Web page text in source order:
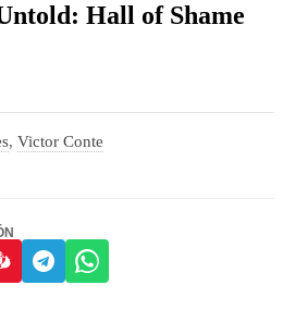
Hall of Shame
, Victor Conte